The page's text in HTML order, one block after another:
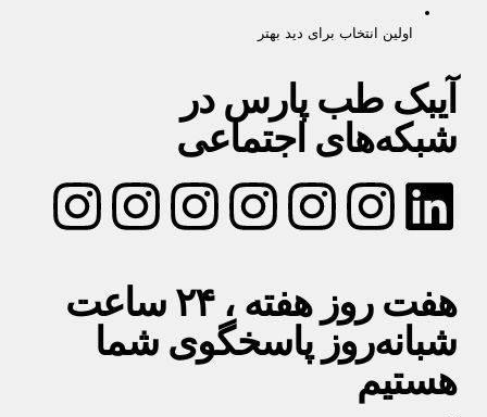
اولین انتخاب برای دید بهتر
آیبک طب پارس در
شبکه‌های اجتماعی
هفت روز هفته ، ۲۴ ساعت
شبانه‌روز پاسخگوی شما
هستیم